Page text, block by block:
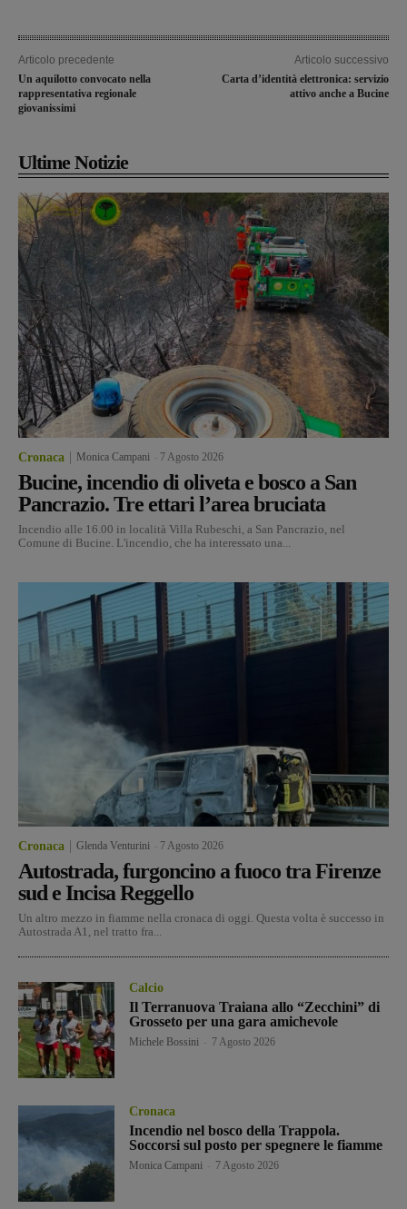
Articolo precedente
Un aquilotto convocato nella
rappresentativa regionale
giovanissimi
Articolo successivo
Carta d’identità elettronica: servizio
attivo anche a Bucine
Ultime Notizie
Cronaca Monica Campani 7 Agosto 2026
Bucine, incendio di oliveta e bosco a San
Pancrazio. Tre ettari l’area bruciata
Incendio alle 16.00 in località Villa Rubeschi, a San Pancrazio, nel
Comune di Bucine. L'incendio, che ha interessato una...
Cronaca Glenda Venturini 7 Agosto 2026
Autostrada, furgoncino a fuoco tra Firenze
sud e Incisa Reggello
Un altro mezzo in fiamme nella cronaca di oggi. Questa volta è successo in
Autostrada A1, nel tratto fra...
Calcio
Il Terranuova Traiana allo “Zecchini” di
Grosseto per una gara amichevole
Michele Bossini 7 Agosto 2026
Cronaca
Incendio nel bosco della Trappola.
Soccorsi sul posto per spegnere le fiamme
Monica Campani 7 Agosto 2026